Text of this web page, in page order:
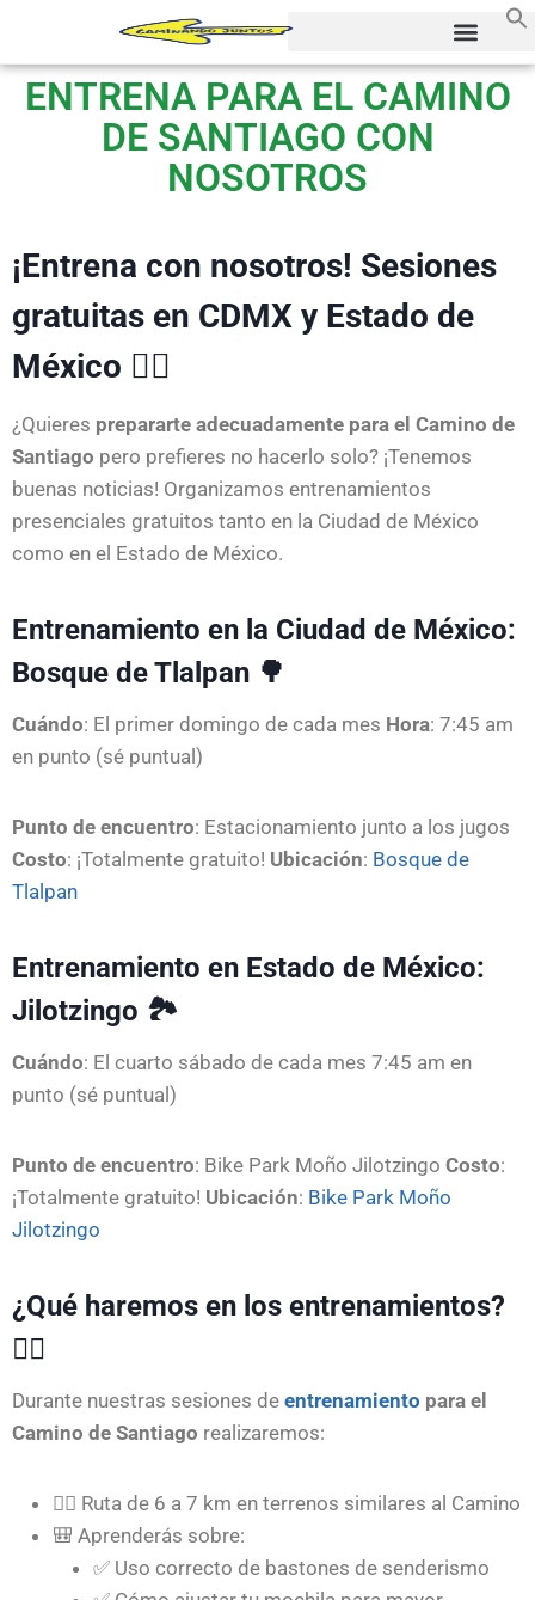
ENTRENA PARA EL CAMINO
DE SANTIAGO CON
NOSOTROS
¡Entrena con nosotros! Sesiones
gratuitas en CDMX y Estado de
México 🏃‍♀️
¿Quieres prepararte adecuadamente para el Camino de
Santiago pero prefieres no hacerlo solo? ¡Tenemos
buenas noticias! Organizamos entrenamientos
presenciales gratuitos tanto en la Ciudad de México
como en el Estado de México.
Entrenamiento en la Ciudad de México:
Bosque de Tlalpan 🌳
Cuándo: El primer domingo de cada mes Hora: 7:45 am
en punto (sé puntual)
Punto de encuentro: Estacionamiento junto a los jugos
Costo: ¡Totalmente gratuito! Ubicación: Bosque de
Tlalpan
Entrenamiento en Estado de México:
Jilotzingo 🏞️
Cuándo: El cuarto sábado de cada mes 7:45 am en
punto (sé puntual)
Punto de encuentro: Bike Park Moño Jilotzingo Costo:
¡Totalmente gratuito! Ubicación: Bike Park Moño
Jilotzingo
¿Qué haremos en los entrenamientos?
🚶‍♂️
Durante nuestras sesiones de entrenamiento para el
Camino de Santiago realizaremos:
🚶‍♂️ Ruta de 6 a 7 km en terrenos similares al Camino
🎒 Aprenderás sobre:
✅ Uso correcto de bastones de senderismo